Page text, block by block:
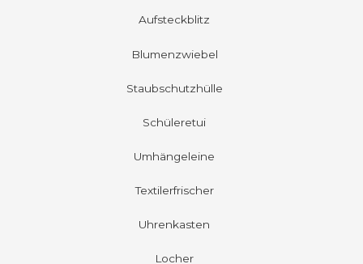
Aufsteckblitz
Blumenzwiebel
Staubschutzhülle
Schüleretui
Umhängeleine
Textilerfrischer
Uhrenkasten
Locher